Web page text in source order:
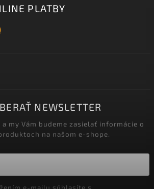
PLATBY
NEWSLETTER
my Vám budeme zasielať informácie o
na našom e-shope.